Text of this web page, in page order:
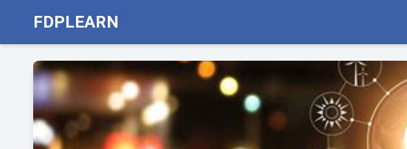
FDPLEARN